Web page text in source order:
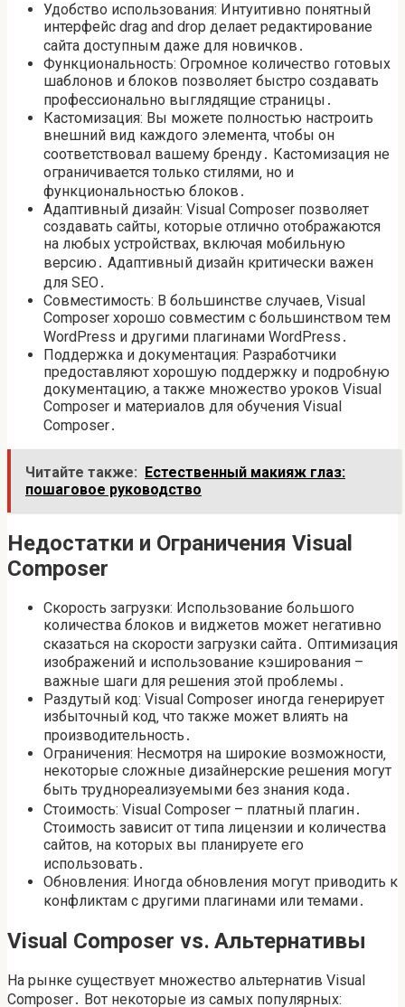
Удобство использования: Интуитивно понятный
интерфейс drag and drop делает редактирование
сайта доступным даже для новичков․
Функциональность: Огромное количество готовых
шаблонов и блоков позволяет быстро создавать
профессионально выглядящие страницы․
Кастомизация: Вы можете полностью настроить
внешний вид каждого элемента‚ чтобы он
соответствовал вашему бренду․ Кастомизация не
ограничивается только стилями‚ но и
функциональностью блоков․
Адаптивный дизайн: Visual Composer позволяет
создавать сайты‚ которые отлично отображаются
на любых устройствах‚ включая мобильную
версию․ Адаптивный дизайн критически важен
для SEO․
Совместимость: В большинстве случаев‚ Visual
Composer хорошо совместим с большинством тем
WordPress и другими плагинами WordPress․
Поддержка и документация: Разработчики
предоставляют хорошую поддержку и подробную
документацию‚ а также множество уроков Visual
Composer и материалов для обучения Visual
Composer․
Читайте также:
Естественный макияж глаз:
пошаговое руководство
Недостатки и Ограничения Visual
Composer
Скорость загрузки: Использование большого
количества блоков и виджетов может негативно
сказаться на скорости загрузки сайта․ Оптимизация
изображений и использование кэширования –
важные шаги для решения этой проблемы․
Раздутый код: Visual Composer иногда генерирует
избыточный код‚ что также может влиять на
производительность․
Ограничения: Несмотря на широкие возможности‚
некоторые сложные дизайнерские решения могут
быть труднореализуемыми без знания кода․
Стоимость: Visual Composer – платный плагин․
Стоимость зависит от типа лицензии и количества
сайтов‚ на которых вы планируете его
использовать․
Обновления: Иногда обновления могут приводить к
конфликтам с другими плагинами или темами․
Visual Composer vs․ Альтернативы
На рынке существует множество альтернатив Visual
Composer․ Вот некоторые из самых популярных: